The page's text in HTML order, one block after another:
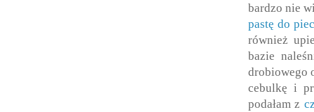
bardzo nie
pastę do
również
bazie
drobiowego
cebulkę i
podałam z